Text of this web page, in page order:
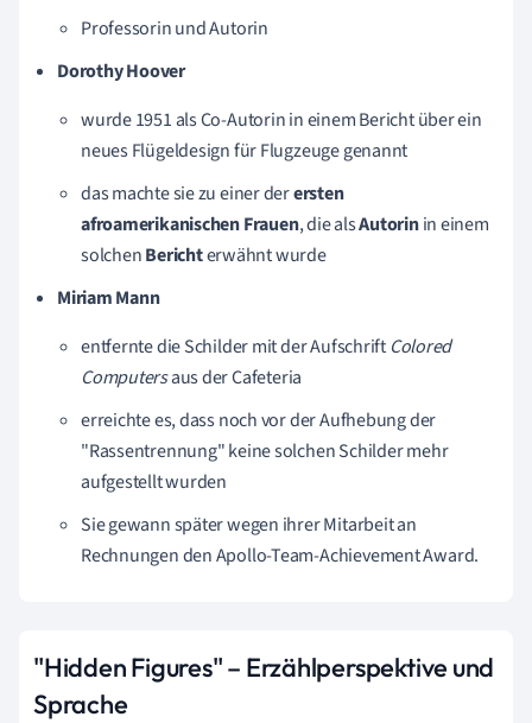
Professorin und Autorin
Dorothy Hoover
wurde 1951 als Co-Autorin in einem Bericht über ein
neues Flügeldesign für Flugzeuge genannt
das machte sie zu einer derersten
afroamerikanischen Frauen, die alsAutorinin einem
solchenBerichterwähnt wurde
Miriam Mann
entfernte die Schilder mit der Aufschrift Colored
Computersaus der Cafeteria
erreichte es, dass noch vor der Aufhebung der
"Rassentrennung" keine solchen Schilder mehr
aufgestellt wurden
Sie gewann später wegen ihrer Mitarbeit an
Rechnungen den Apollo-Team-Achievement Award.
"Hidden Figures" – Erzählperspektive und
Sprache